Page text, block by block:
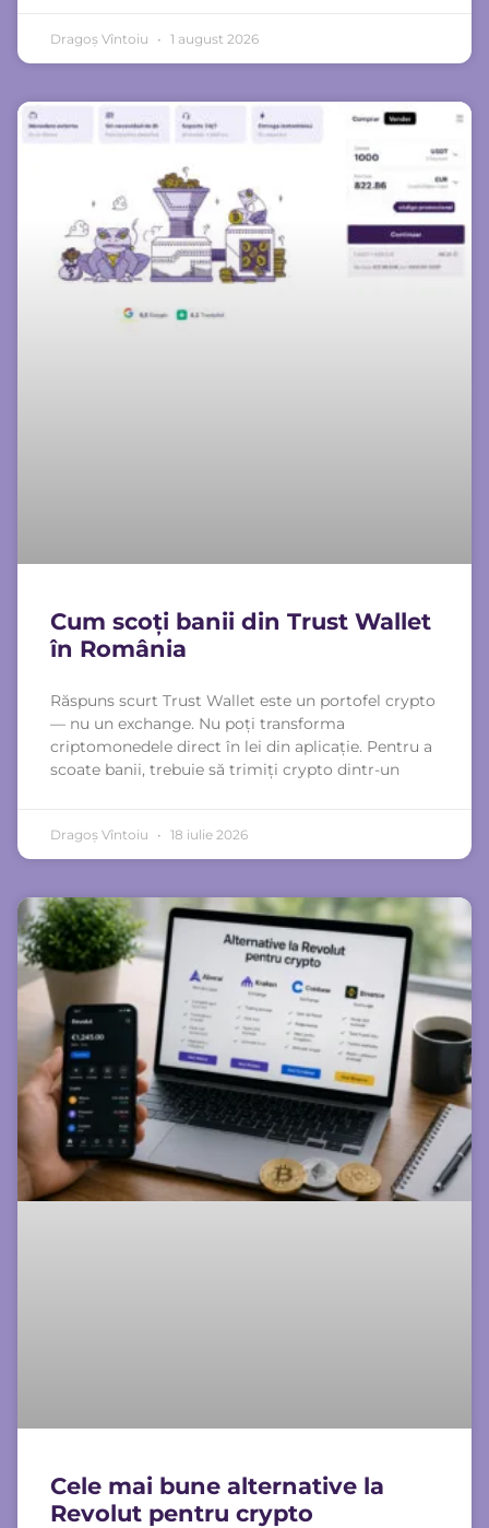
Dragoș Vîntoiu 1 august 2026
Cum scoți banii din Trust Wallet
în România
Răspuns scurt Trust Wallet este un portofel crypto
— nu un exchange. Nu poți transforma
criptomonedele direct în lei din aplicație. Pentru a
scoate banii, trebuie să trimiți crypto dintr-un
Dragoș Vîntoiu 18 iulie 2026
Cele mai bune alternative la
Revolut pentru crypto